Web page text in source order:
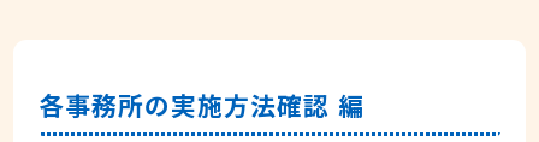
各事務所の実施方法確認 編